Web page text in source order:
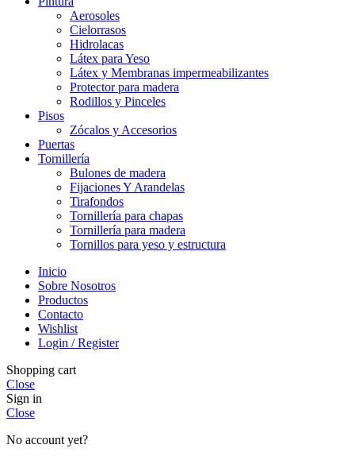
Aerosoles
Cielorrasos
Hidrolacas
Látex para Yeso
Látex y Membranas impermeabilizantes
Protector para madera
Rodillos y Pinceles
Pisos
Zócalos y Accesorios
Puertas
Tornillería
Bulones de madera
Fijaciones Y Arandelas
Tirafondos
Tornillería para chapas
Tornillería para madera
Tornillos para yeso y estructura
Inicio
Sobre Nosotros
Productos
Contacto
Wishlist
Login / Register
Shopping cart
Close
Sign in
Close
No account yet?